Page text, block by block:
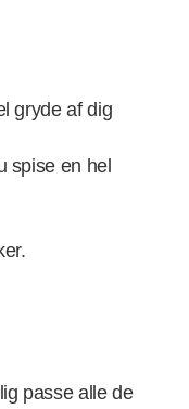
gryde af dig
en hel
passe alle de